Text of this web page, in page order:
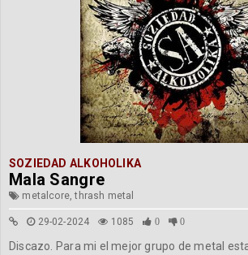
SOZIEDAD ALKOHOLIKA
Mala Sangre
metalcore, thrash metal
29-02-2024 1085 0 0
Discazo. Para mi el mejor grupo de metal